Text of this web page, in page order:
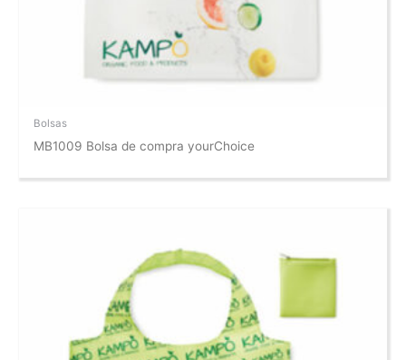
Bolsas
MB1009 Bolsa de compra yourChoice